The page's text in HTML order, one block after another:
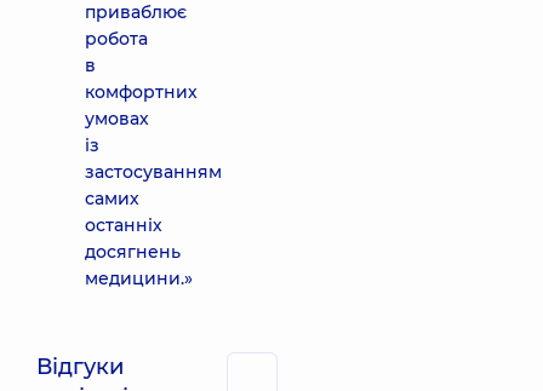
приваблює
робота
в
комфортних
умовах
із
застосуванням
самих
останніх
досягнень
медицини.»
Відгуки